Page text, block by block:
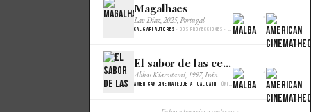
Magalhaes
Lav Diaz, 2025, Portugal
Caligari Autores · Dos proyecciones · Malba Cine
×
El sabor de las cerezas
Abbas Kiarostami, 1997, Irán
American Cinemateque at Caligari · Única · Gaumont
×